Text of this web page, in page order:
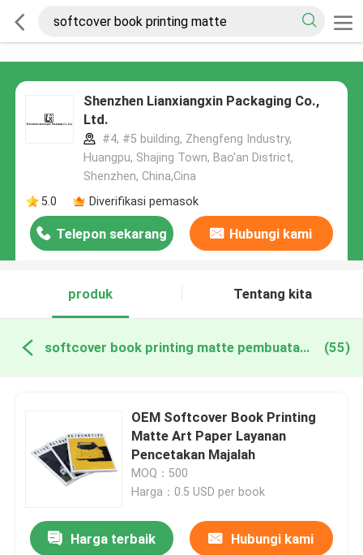
Shenzhen Lianxiangxin Packaging Co.,
Ltd.
#4, #5 building, Zhengfeng Industry,
Huangpu, Shajing Town, Bao'an District,
Shenzhen, China,Cina
5.0
Diverifikasi pemasok
Telepon sekarang Hubungi kami
produk Tentang kita
softcover book printing matte pembuatan online (55)
OEM Softcover Book Printing
Matte Art Paper Layanan
Pencetakan Majalah
MOQ：500
Harga：0.5 USD per book
Harga terbaik Hubungi kami